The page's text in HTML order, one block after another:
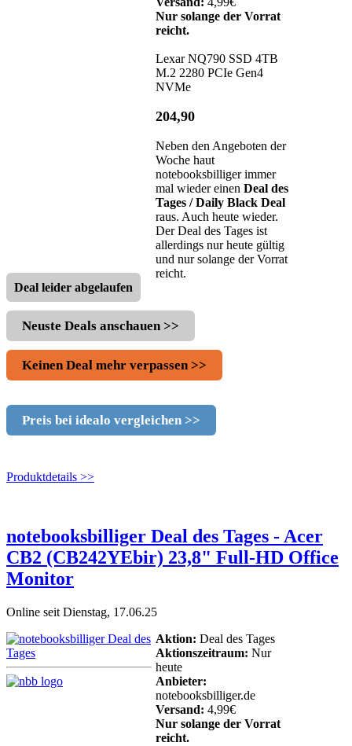
Nur solange der Vorrat
reicht.
Lexar NQ790 SSD 4TB
M.2 2280 PCIe Gen4
NVMe
204,90
Neben den Angeboten der
Woche haut
notebooksbilliger immer
mal wieder einen Deal des
Tages / Daily Black Deal
raus. Auch heute wieder.
Der Deal des Tages ist
allerdings nur heute gültig
und nur solange der Vorrat
reicht.
Deal leider abgelaufen
Neuste Deals anschauen >>
Keinen Deal mehr verpassen >>
Preis bei idealo vergleichen >>
Produktdetails >>
notebooksbilliger Deal des Tages - Acer
CB2 (CB242YEbir) 23,8" Full-HD Office
Monitor
Online seit Dienstag, 17.06.25
Aktion: Deal des Tages
Aktionszeitraum: Nur
heute
Anbieter:
notebooksbilliger.de
Versand: 4,99€
Nur solange der Vorrat
reicht.